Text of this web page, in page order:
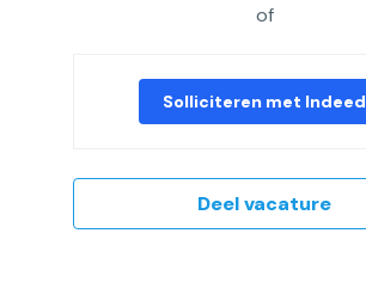
of
Solliciteren met Indeed
Deel vacature